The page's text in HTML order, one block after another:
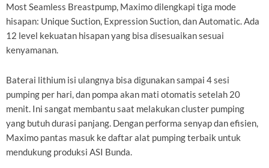
Most Seamless Breastpump, Maximo dilengkapi tiga mode
hisapan: Unique Suction, Expression Suction, dan Automatic. Ada
12 level kekuatan hisapan yang bisa disesuaikan sesuai
kenyamanan.
Baterai lithium isi ulangnya bisa digunakan sampai 4 sesi
pumping per hari, dan pompa akan mati otomatis setelah 20
menit. Ini sangat membantu saat melakukan cluster pumping
yang butuh durasi panjang. Dengan performa senyap dan efisien,
Maximo pantas masuk ke daftar alat pumping terbaik untuk
mendukung produksi ASI Bunda.